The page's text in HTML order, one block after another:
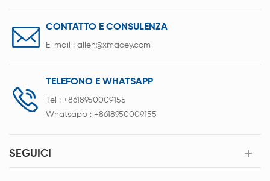
CONTATTO E CONSULENZA
E-mail : allen@xmacey.com
TELEFONO E WHATSAPP
Tel : +8618950009155
Whatsapp : +8618950009155
SEGUICI